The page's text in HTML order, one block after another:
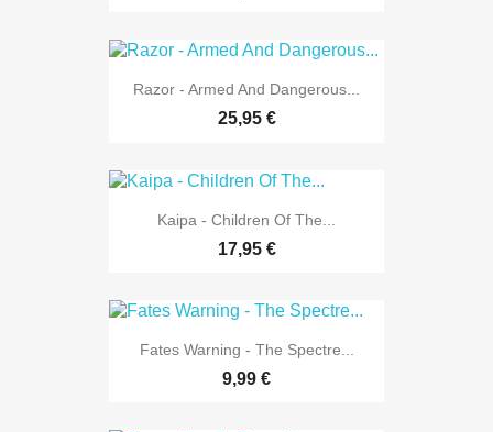
Razor - Armed And Dangerous...
25,95 €
Kaipa - Children Of The...
17,95 €
Fates Warning - The Spectre...
9,99 €